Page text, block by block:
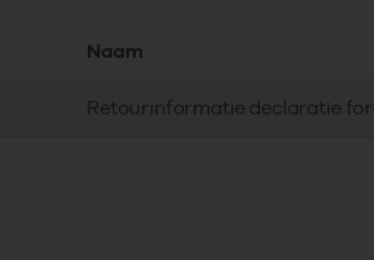
Naam
Retourinformatie declaratie